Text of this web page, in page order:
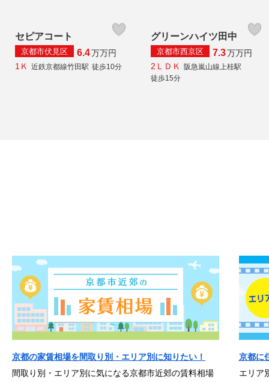
セピアコート
京都市伏見区 6.4万万円
1Ｋ
近鉄京都線竹田駅 徒歩10分
グリーンハイツ田中
京都市西京区 7.3万万円
2ＬＤＫ
阪急嵐山線上桂駅
徒歩15分
京都の家賃相場を間取り別・エリア別に知りたい！
間取り別・エリア別に気になる京都市近郊の賃料相場
京都に
エリア